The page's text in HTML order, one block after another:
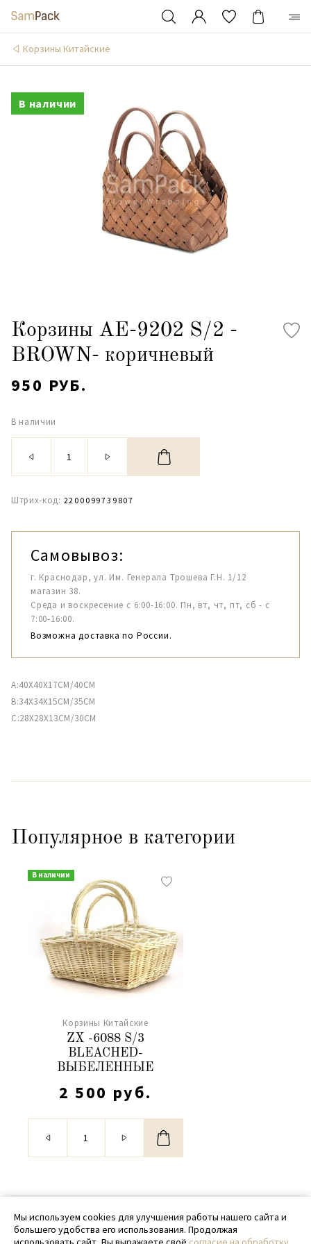
Корзины Китайские
В наличии
Корзины АЕ-9202 S/2 -
BROWN- коричневый
950 РУБ.
В наличии
Штрих-код: 2200099739807
Самовывоз:
г. Краснодар, ул. Им. Генерала Трошева Г.Н. 1/12
магазин 38.
Среда и воскресение с 6:00-16:00. Пн, вт, чт, пт, сб - с
7:00-16:00.
Возможна доставка по России.
A:40X40X17CM/40CM
B:34X34X15CM/35CM
C:28X28X13CM/30CM
Популярное в категории
В наличии
Корзины Китайские
ZX -6088 S/3
BLEACHED-
ВЫБЕЛЕННЫЕ
2 500 руб.
© 2020 - 2026 SamPack
+ 7 (918) 699-97-87
Мы используем cookies для улучшения работы нашего сайта и
большего удобства его использования. Продолжая